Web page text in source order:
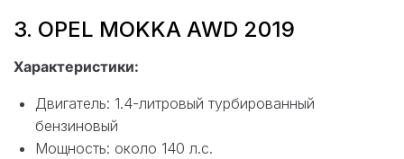
3. OPEL MOKKA AWD 2019
Характеристики:
Двигатель: 1.4-литровый турбированный
бензиновый
Мощность: около 140 л.с.